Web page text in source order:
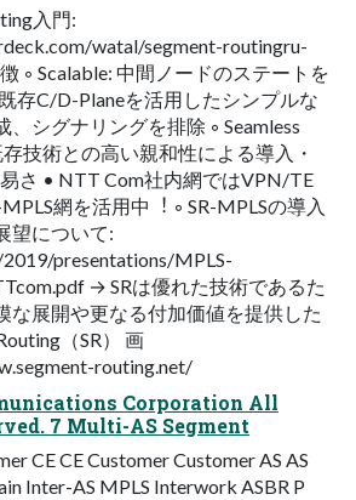
⼊⾨:
watal/segment-routingru-
◦ Scalable: 中間ノードのステートを
存C/D-Planeを活⽤したシンプルな
、シグナリングを排除 ◦ Seamless
技術との⾼い親和性による導⼊・
さ • NTT Com社内網ではVPN/TE
網を活⽤中︕ ◦ SR-MPLSの導⼊
望について:
presentations/MPLS-
→ SRは優れた技術であるた
な展開や更なる付加価値を提供した
（SR） 画
routing.net/
Corporation All
7 Multi-AS Segment
CE CE Customer Customer AS AS
Inter-AS MPLS Interwork ASBR P